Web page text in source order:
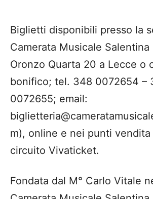
Biglietti disponibili presso la
Camerata Musicale Salentina
Oronzo Quarta 20 a Lecce o
bonifico; tel. 348 0072654 –
0072655; email:
m), online e nei punti vendita
circuito Vivaticket.
Fondata dal M° Carlo Vitale